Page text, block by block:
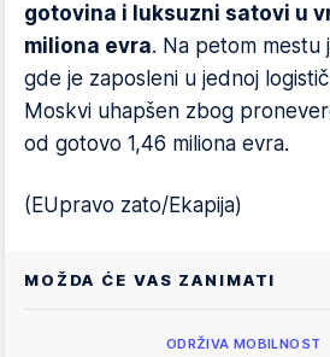
gotovina i luksuzni satovi u
miliona evra. Na petom mestu
gde je zaposleni u jednoj
Moskvi uhapšen zbog
od gotovo 1,46 miliona evra.
(EUpravo zato/Ekapija)
MOŽDA ĆE VAS ZANIMATI
ODRŽIVA MOBILNOST